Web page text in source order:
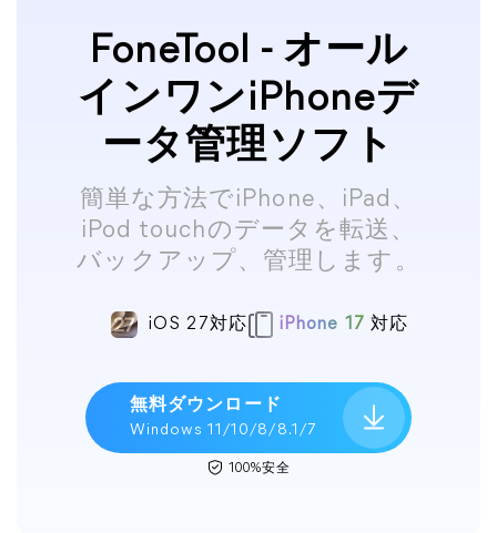
FoneTool - オール
インワンiPhoneデ
ータ管理ソフト
簡単な方法でiPhone、iPad、
iPod touchのデータを転送、
バックアップ、管理します。
iOS 27対応 iPhone 17 対応
無料ダウンロード
Windows 11/10/8/8.1/7
100%安全